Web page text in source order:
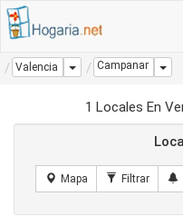
Valencia Dropdown
Campanar
1 Locales En